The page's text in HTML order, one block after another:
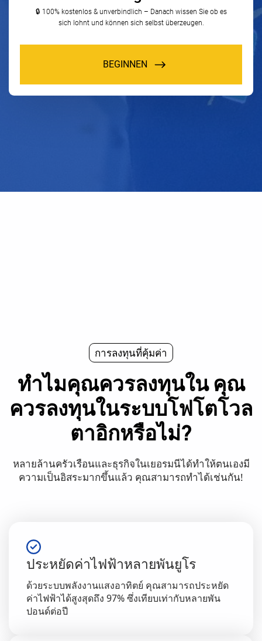
การลงทุนที่คุ้มค่า
ทำไมคุณควรลงทุนในคุณ
ควรลงทุนในระบบโฟโตโวล
ตาอิกหรือไม่?
หลายล้านครัวเรือนและธุรกิจในเยอรมนีได้ทำให้ตนเองมี
ความเป็นอิสระมากขึ้นแล้ว คุณสามารถทำได้เช่นกัน!
ประหยัดค่าไฟฟ้าหลายพันยูโร
ด้วยระบบพลังงานแสงอาทิตย์ คุณสามารถประหยัด
ค่าไฟฟ้าได้สูงสุดถึง 97% ซึ่งเทียบเท่ากับหลายพัน
ปอนด์ต่อปี